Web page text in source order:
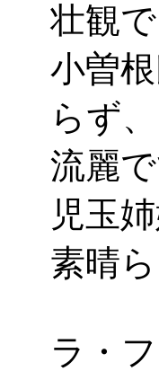
壮観で
小曽
らず、
流麗
児玉
素晴
ラ・